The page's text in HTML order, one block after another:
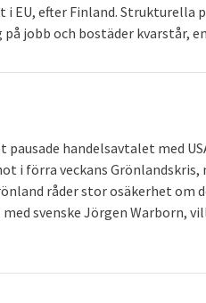
EU, efter Finland. Strukturella
jobb och bostäder kvarstår,
handelsavtalet med
i förra veckans
råder stor osäkerhet om
svenske Jörgen Warborn,